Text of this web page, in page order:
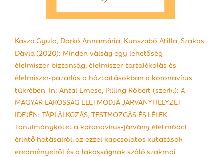
Kasza Gyula, Dorkó Annamária, Kunszabó Atilla, Szakos
Dávid (2020): Minden válság egy lehetőség –
élelmiszer-biztonság, élelmiszer-tartalékolás és
élelmiszer-pazarlás a háztartásokban a koronavírus
tükrében. In: Antal Emese, Pilling Róbert (szerk.): A
MAGYAR LAKOSSÁG ÉLETMÓDJA JÁRVÁNYHELYZET
IDEJÉN: TÁPLÁLKOZÁS, TESTMOZGÁS ÉS LÉLEK
Tanulmánykötet a koronavírus-járvány életmódot
érintő hatásairól, az ezzel kapcsolatos kutatások
eredményeiről és a lakosságnak szóló szakmai